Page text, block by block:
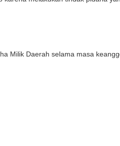
Daerah selama masa